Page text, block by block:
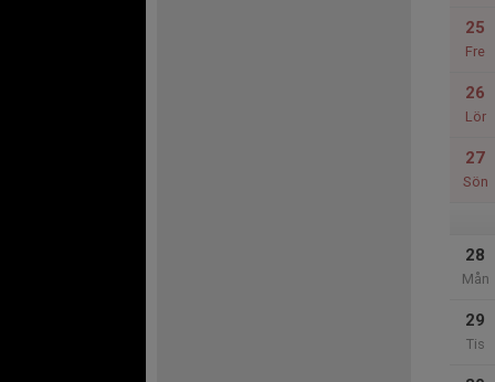
25
Fre
26
Lör
27
Sön
28
Mån
29
Tis